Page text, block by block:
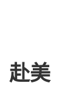
赴美